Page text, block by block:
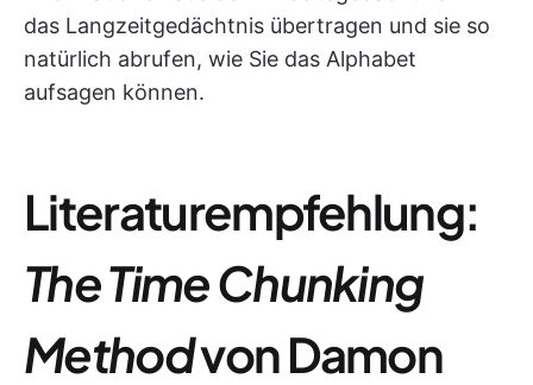
das Langzeitgedächtnis übertragen und sie so
natürlich abrufen, wie Sie das Alphabet
aufsagen können.
Literaturempfehlung:
The Time Chunking
Methodvon Damon